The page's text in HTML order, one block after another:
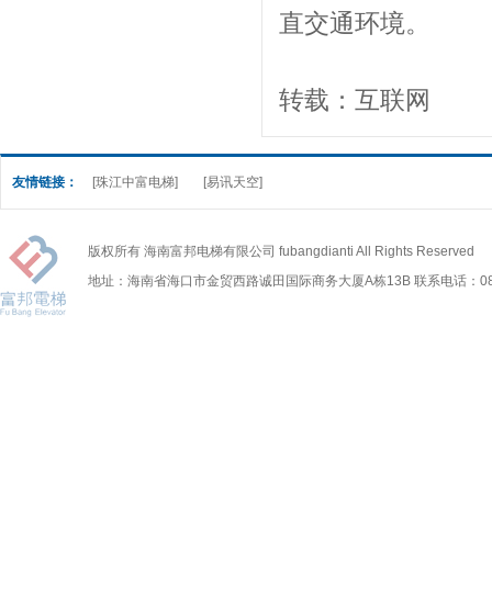
直交通环境。
转载：互联网
友情链接： [珠江中富电梯] [易讯天空]
版权所有 海南富邦电梯有限公司 fubangdianti All Rights Reserved
地址：海南省海口市金贸西路诚田国际商务大厦A栋13B 联系电话